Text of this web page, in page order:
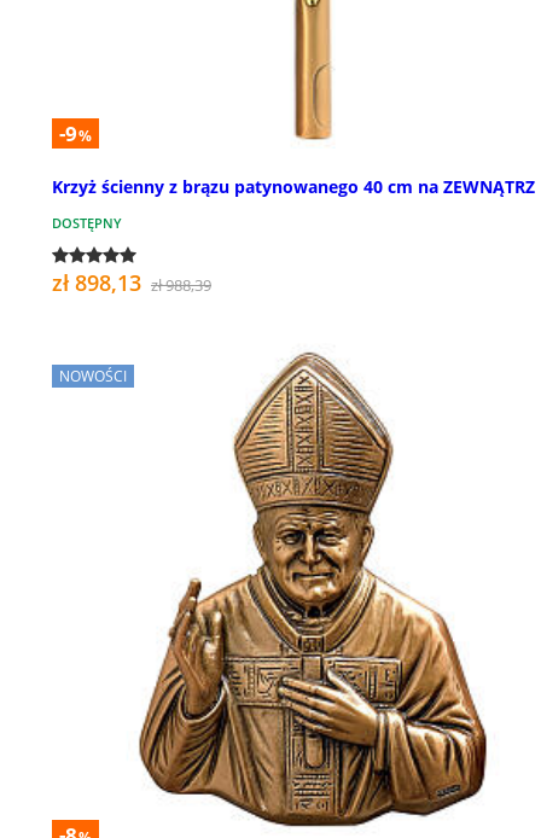
-9%
Krzyż ścienny z brązu patynowanego 40 cm na ZEWNĄTRZ
DOSTĘPNY
zł 898,13 zł 988,39
NOWOŚCI